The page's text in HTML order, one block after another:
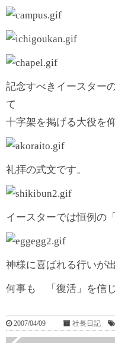
記念すべきイースター
て
十字架を掲げる大役を
礼拝の式文です。
イースターでは恒例の
神様に喜ばれる行いが
何事も 「復活」を信
2007/04/09 社長日記